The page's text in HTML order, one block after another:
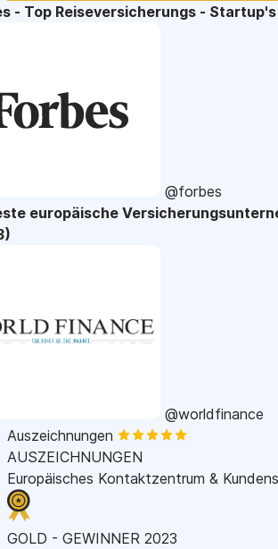
- Top Reiseversicherungs -
@forbes
europäische
@worldfinance
Auszeichnungen
AUSZEICHNUNGEN
Europäisches Kontaktzentrum &
GOLD - GEWINNER 2023